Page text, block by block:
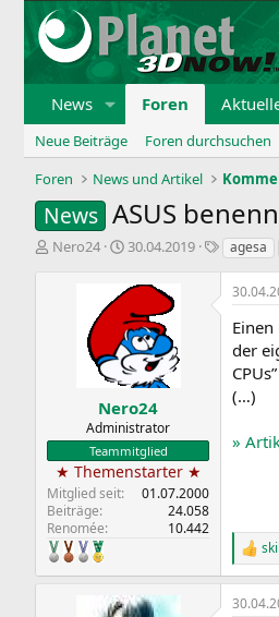
News Foren
Neue Beiträge
Foren durchsuchen
Foren
News und Artikel
News ASUS
E
Nero24
E
s
e
l
l
t
a
m
30.04.2019
Sagesa
Nero24
Administrator
Teammitglied
★ Themenstarter ★
Mitglied seit
01.07.2000
Beiträge
24.058
Renomée
10.442
der
(…)
»
R
e
a
k